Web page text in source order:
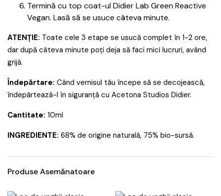
Termină cu top coat-ul Didier Lab Green Reactive
Vegan. Lasă să se usuce câteva minute.
ATENȚIE: Toate cele 3 etape se usucă complet în 1-2 ore,
dar după câteva minute poți deja să faci mici lucruri, având
grijă.
Îndepărtare: Când vernisul tău începe să se decojească,
îndepărtează-l în siguranță cu Acetona Studios Didier.
Cantitate: 10ml
INGREDIENTE: 68% de origine naturală, 75% bio-sursă.
Produse Asemănatoare